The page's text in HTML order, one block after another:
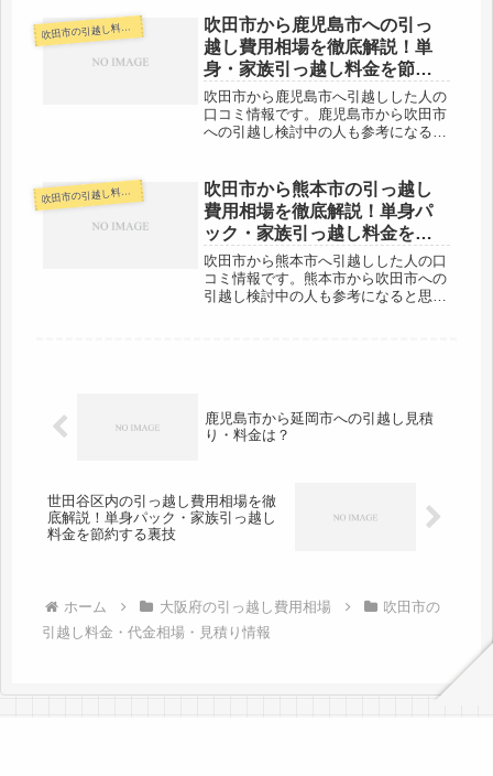
の分引越し代金も高くなります。3月
～4月の引越しはさらに通常期の倍く
らい...
吹田市の引越し料金・代金相場・見積り情報
吹田市から鹿児島市への引っ
越し費用相場を徹底解説！単
身・家族引っ越し料金を節約
する裏技
吹田市から鹿児島市へ引越しした人の
口コミ情報です。鹿児島市から吹田市
への引越し検討中の人も参考になると
す。引越し代金も必然的に運賃の関係
で高くなります。荷物を預けてから
の...
吹田市の引越し料金・代金相場・見積り情報
吹田市から熊本市の引っ越し
費用相場を徹底解説！単身パ
ック・家族引っ越し料金を節
約する裏技
吹田市から熊本市へ引越しした人の口
コミ情報です。熊本市から吹田市への
引越し検討中の人も参考になると思い
鹿児島市から延岡市への引越し見積
り・料金は？
世田谷区内の引っ越し費用相場を徹
底解説！単身パック・家族引っ越し
料金を節約する裏技
ホーム 大阪府の引っ越し費用相場
吹田市の
引越し料金・代金相場・見積り情報